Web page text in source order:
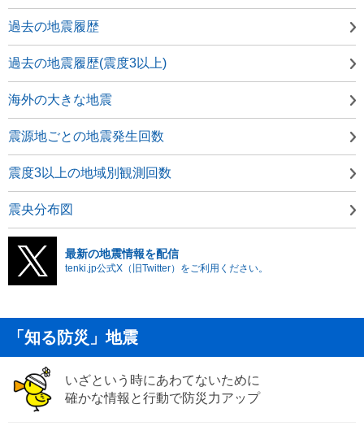
過去の地震履歴
過去の地震履歴(震度3以上)
海外の大きな地震
震源地ごとの地震発生回数
震度3以上の地域別観測回数
震央分布図
最新の地震情報を配信
tenki.jp公式X（旧Twitter）をご利用ください。
「知る防災」地震
いざという時にあわてないために
確かな情報と行動で防災力アップ